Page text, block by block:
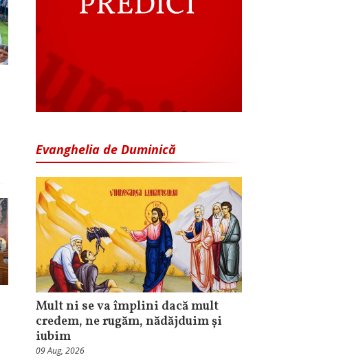
Evanghelia de Duminică
Mult ni se va împlini dacă mult
credem, ne rugăm, nădăjduim și
iubim
09 Aug, 2026